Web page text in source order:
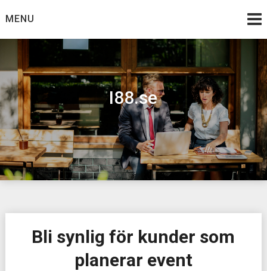
toMENU
I88.se
Bli synlig för kunder som
planerar event